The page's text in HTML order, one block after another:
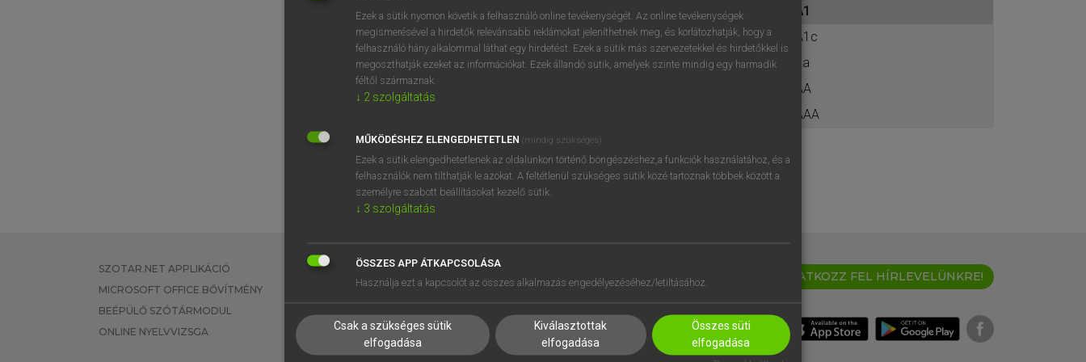
BELÉPÉS
próbaverziójának elindításához
regisztrálok ésbelépek.
REGISZTRÁCIÓ
A1
A1c
aa
AA
AAA
SZOTAR.NET APPLIKÁCIÓ
MICROSOFT OFFICE BŐVÍTMÉNY
BEÉPÜLŐ SZÓTÁRMODUL
ONLINE NYELVVIZSGA
EGYÉNI FELHASZNÁLÓKNAK
TANULÓKNAK
VÁLLALATI MEGOLDÁSOK
SÚGÓ
RÓLUNK
SÜTI BEÁLLÍTÁSOK
IRATKOZZ FEL HÍRLEVELÜNKRE!
Ezek a sütik nyomon követik a felhasználó online tevékenységét. Az online tevékenységek
megismerésével a hirdetők relevánsabb reklámokat jeleníthetnek meg, és korlátozhatják, hogy a
felhasználó hány alkalommal láthat egy hirdetést. Ezek a sütik más szervezetekkel és hirdetőkkel is
megoszthatják ezeket az információkat. Ezek állandó sütik, amelyek szinte mindig egy harmadik
féltől származnak.
↓ 2 szolgáltatás
MŰKÖDÉSHEZ ELENGEDHETETLEN (mindig szükséges)
Ezek a sütik elengedhetetlenek az oldalunkon történő böngészéshez,a funkciók használatához, és a
felhasználók nem tilthatják le azokat. A feltétlenül szükséges sütik közé tartoznak többek között a
személyre szabott beállításokat kezelő sütik.
↓ 3 szolgáltatás
ÖSSZES APP ÁTKAPCSOLÁSA
Használja ezt a kapcsolót az összes alkalmazás engedélyezéséhez/letiltásához.
Csak a szükséges sütik
elfogadása
Kiválasztottak
elfogadása
Összes süti
elfogadása